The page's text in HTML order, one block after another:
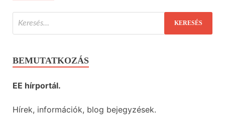
BEMUTATKOZÁS
EE hírportál.
Hírek, információk, blog bejegyzések.